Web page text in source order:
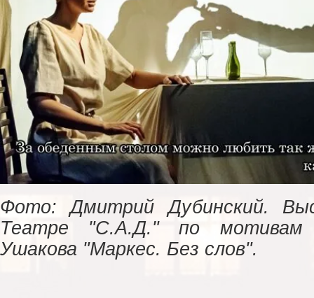
Фото: Дмитрий Дубинский.
Театре "С.А.Д." по мотивам
Ушакова "Маркес. Без слов".